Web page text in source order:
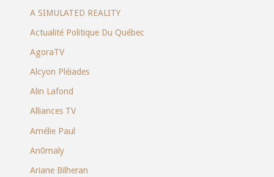
A SIMULATED REALITY
Actualité Politique Du Québec
AgoraTV
Alcyon Pléiades
Alin Lafond
Alliances TV
Amélie Paul
An0maly
Ariane Bilheran